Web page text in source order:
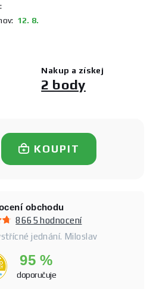
12. 8.
Nakup a získej
2 body
KOUPIT
obchodu
8665 hodnocení
jednání. Miloslav
95 %
doporučuje